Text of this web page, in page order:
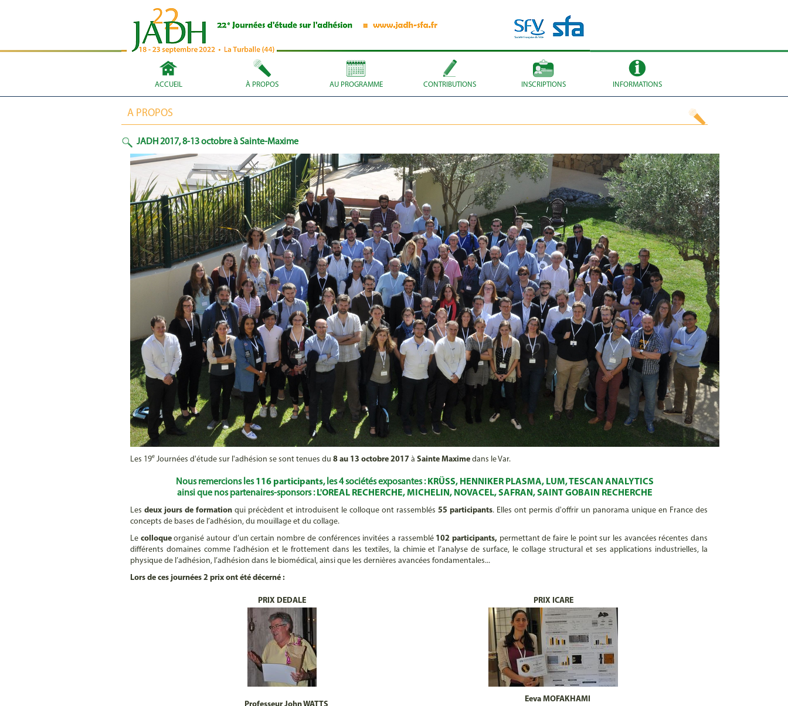
ACCUEIL À PROPOS AU PROGRAMME CONTRIBUTIONS INSCRIPTIONS INFORMATIONS
A PROPOS
JADH 2017, 8-13 octobre à Sainte-Maxime
Les 19e Journées d'étude sur l'adhésion se sont tenues du 8 au 13 octobre 2017 à Sainte Maxime dans le Var.
Nous remercions les116 participants, les 4 sociétés exposantes : KRÜSS, HENNIKER PLASMA, LUM, TESCAN ANALYTICS
ainsi que nos partenaires-sponsors :L'OREAL RECHERCHE, MICHELIN, NOVACEL, SAFRAN, SAINT GOBAIN RECHERCHE
Les deux jours de formation qui précèdent et introduisent le colloque ont rassemblés 55 participants. Elles ont permis d'offrir un panorama unique en France des
concepts de bases de l’adhésion, du mouillage et du collage.
Le colloqueorganisé autour d’un certain nombre de conférences invitées a rassemblé 102 participants, permettant de faire le point sur les avancées récentes dans
différents domaines comme l’adhésion et le frottement dans les textiles, la chimie et l’analyse de surface, le collage structural et ses applications industrielles, la
physique de l’adhésion, l’adhésion dans le biomédical, ainsi que les dernières avancées fondamentales...
Lors de ces journées 2 prix ont été décerné :
PRIX DEDALE PRIX ICARE
Eeva MOFAKHAMI